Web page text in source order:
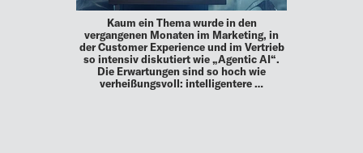
Kaum ein Thema wurde in den
vergangenen Monaten im Marketing, in
der Customer Experience und im Vertrieb
so intensiv diskutiert wie „Agentic AI“.
Die Erwartungen sind so hoch wie
verheißungsvoll: intelligentere …